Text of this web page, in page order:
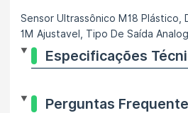
Sensor Ultrassônico M18 Plástico,
1M Ajustavel, Tipo De Saída
Especificações
Perguntas